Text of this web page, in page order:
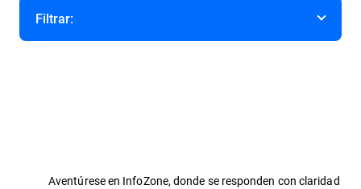
Filtrar:
Aventúrese en InfoZone, donde se responden con claridad